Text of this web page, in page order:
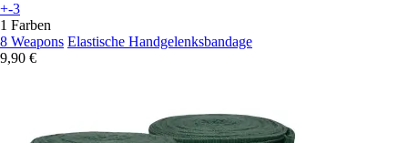
+-3
1 Farben
8 Weapons Elastische Handgelenksbandage
9,90 €